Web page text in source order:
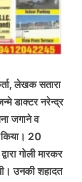
लेखक सतारा
डाक्टर नरेन्द्र
जगाने व
किया। 20
गोली मारकर
उनकी शहादत